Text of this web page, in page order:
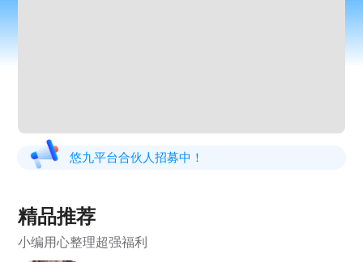
悠九平台合伙人招募中！
精品推荐
小编用心整理超强福利